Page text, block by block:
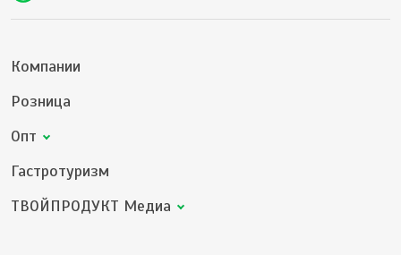
Компании
Розница
Опт
Гастротуризм
ТВОЙПРОДУКТ Медиа